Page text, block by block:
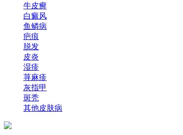
牛皮癣
白癜风
鱼鳞病
疤痕
脱发
皮炎
湿疹
荨麻疹
灰指甲
斑秃
其他皮肤病